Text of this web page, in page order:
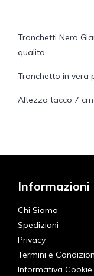
Tronchetti Nero
qualita.
Tronchetto in vera
Altezza tacco 7 cm
Informazioni
Chi Siamo
Spedizioni
Privacy
Termini e
Informativa Cookie